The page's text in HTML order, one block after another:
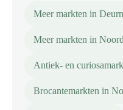
Meer markten in
Meer markten in
Antiek- en
Brocantemarkten in